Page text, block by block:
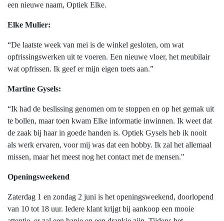
een nieuwe naam, Optiek Elke.
Elke Mulier:
“De laatste week van mei is de winkel gesloten, om wat
opfrissingswerken uit te voeren. Een nieuwe vloer, het meubilair
wat opfrissen. Ik geef er mijn eigen toets aan.”
Martine Gysels:
“Ik had de beslissing genomen om te stoppen en op het gemak uit
te bollen, maar toen kwam Elke informatie inwinnen. Ik weet dat
de zaak bij haar in goede handen is. Optiek Gysels heb ik nooit
als werk ervaren, voor mij was dat een hobby. Ik zal het allemaal
missen, maar het meest nog het contact met de mensen."
Openingsweekend
Zaterdag 1 en zondag 2 juni is het openingsweekend, doorlopend
van 10 tot 18 uur. Iedere klant krijgt bij aankoop een mooie